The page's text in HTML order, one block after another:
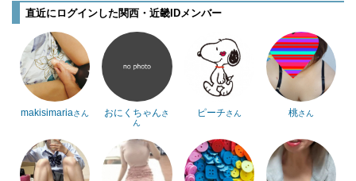
直近にログインした関西・近畿IDメンバー
makisimariaさん おにくちゃんさ
ん
ピーチさん 桃さん